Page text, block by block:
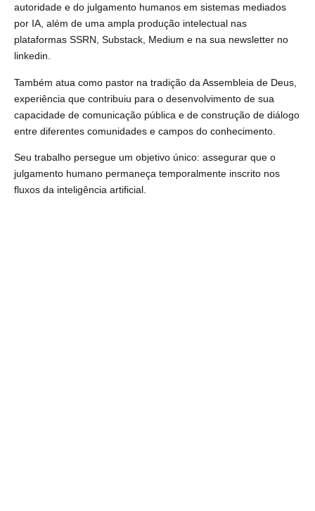
autoridade e do julgamento humanos em sistemas mediados
por IA, além de uma ampla produção intelectual nas
plataformas SSRN, Substack, Medium e na sua newsletter no
linkedin.
Também atua como pastor na tradição da Assembleia de Deus,
experiência que contribuiu para o desenvolvimento de sua
capacidade de comunicação pública e de construção de diálogo
entre diferentes comunidades e campos do conhecimento.
Seu trabalho persegue um objetivo único: assegurar que o
julgamento humano permaneça temporalmente inscrito nos
fluxos da inteligência artificial.